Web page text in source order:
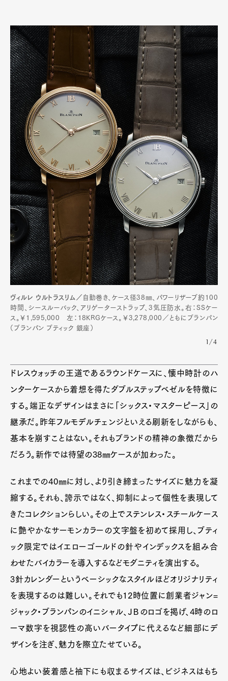
ヴィルレ ウルトラスリム／ 自動巻き、ケース径38㎜、パワーリザーブ約100
時間、シースルーバック、アリゲーターストラップ、3気圧防水。右：SSケー
ス。￥1,595,000 左：18KRGケース。￥3,278,000／ともにブランパン
（ブランパン ブティック 銀座）
1/4
ドレスウォッチの王道であるラウンドケースに、懐中時計のハ
ンターケースから着想を得たダブルステップベゼルを特徴に
する。端正なデザインはまさに「シックス・マスターピース」の
継承だ。昨年フルモデルチェンジといえる刷新をしながらも、
基本を崩すことはない。それもブランドの精神の象徴だから
だろう。新作では待望の38㎜ケースが加わった。
これまでの40㎜に対し、より引き締まったサイズに魅力を凝
縮する。それも、誇示ではなく、抑制によって個性を表現して
きたコレクションらしい。その上でステンレス・スチールケース
に艶やかなサーモンカラーの文字盤を初めて採用し、ブティ
ック限定ではイエローゴールドの針やインデックスを組み合
わせたバイカラーを導入するなどモダニティを演出する。
3針カレンダーというベーシックなスタイルほどオリジナリティ
を表現するのは難しい。それでも12時位置に創業者ジャン=
ジャック・ブランパンのイニシャル、ＪＢのロゴを掲げ、4時のロ
ーマ数字を視認性の高いバータイプに代えるなど細部にデ
ザインを注ぎ、魅力を際立たせている。
心地よい装着感と袖下にも収まるサイズは、ビジネスはもち